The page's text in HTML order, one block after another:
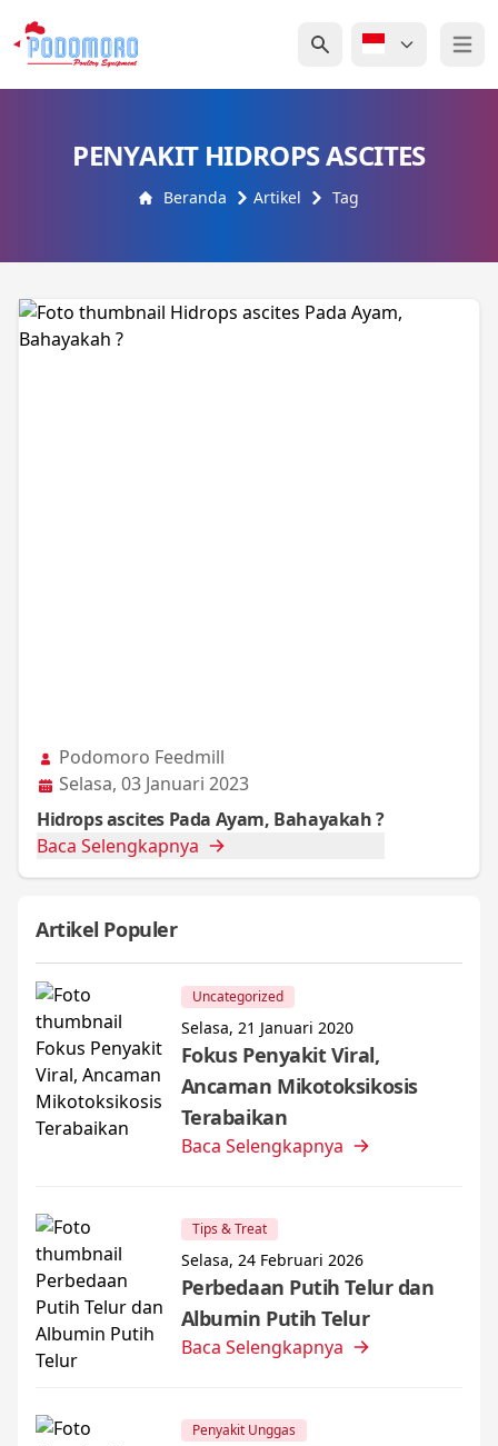
Open
PENYAKIT HIDROPS ASCITES
Beranda Artikel Tag
Podomoro Feedmill
Selasa, 03 Januari 2023
Hidrops ascites Pada Ayam, Bahayakah ?
Baca Selengkapnya
Artikel Populer
Uncategorized
Selasa, 21 Januari 2020
Fokus Penyakit Viral,
Ancaman Mikotoksikosis
Terabaikan
Baca Selengkapnya
Tips & Treat
Selasa, 24 Februari 2026
Perbedaan Putih Telur dan
Albumin Putih Telur
Baca Selengkapnya
Penyakit Unggas